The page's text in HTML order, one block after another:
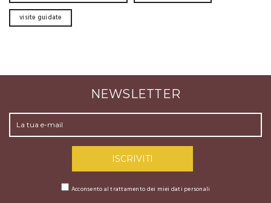
visite guidate
NEWSLETTER
Acconsento al trattamento dei miei dati personali